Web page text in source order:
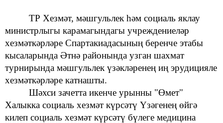
ТР Хезмәт, мәшгульлек һәм социаль яклау
министрлыгы карамагындагы учреждениеләр
хезмәткәрләре Спартакиадасының беренче этабы
кысаларында Әтнә районында узган шахмат
турнирында мәшгульлек үзәкләренең иң эрудицияле
хезмәткәрләре катнашты.
Шәхси зачетта икенче урынны "Өмет"
Халыкка социаль хезмәт күрсәтү Үзәгенең өйгә
килеп социаль хезмәт күрсәтү бүлеге медицина